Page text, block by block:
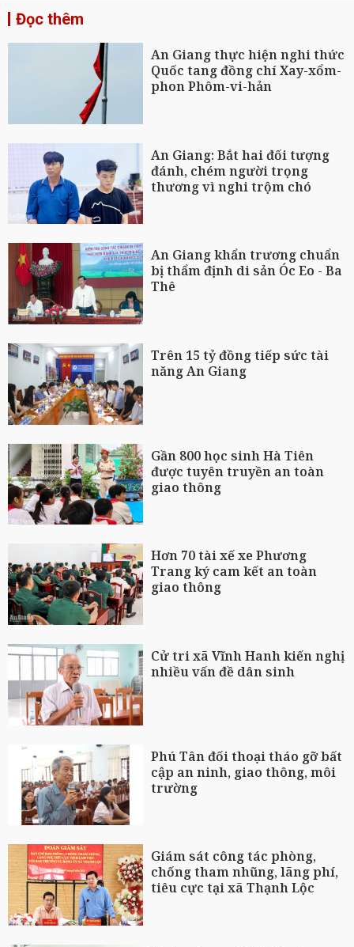
Đọc thêm
An Giang thực hiện nghi thức
Quốc tang đồng chí Xay-xổm-
phon Phôm-vi-hản
An Giang: Bắt hai đối tượng
đánh, chém người trọng
thương vì nghi trộm chó
An Giang khẩn trương chuẩn
bị thẩm định di sản Óc Eo - Ba
Thê
Trên 15 tỷ đồng tiếp sức tài
năng An Giang
Gần 800 học sinh Hà Tiên
được tuyên truyền an toàn
giao thông
Hơn 70 tài xế xe Phương
Trang ký cam kết an toàn
giao thông
Cử tri xã Vĩnh Hanh kiến nghị
nhiều vấn đề dân sinh
Phú Tân đối thoại tháo gỡ bất
cập an ninh, giao thông, môi
trường
Giám sát công tác phòng,
chống tham nhũng, lãng phí,
tiêu cực tại xã Thạnh Lộc